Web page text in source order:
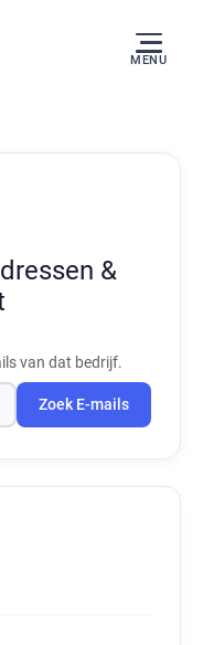
MENU
&
van dat bedrijf.
Zoek E-mails